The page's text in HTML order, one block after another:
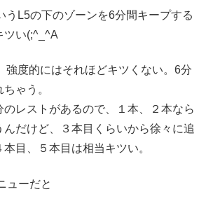
うL5の下のゾーンを6分間キープする
ツい(;^_^A
強度的にはそれほどキツくない。6分
ゃう。
のレストがあるので、１本、２本なら
だけど、３本目くらいから徐々に追
目、５本目は相当キツい。
ューだと